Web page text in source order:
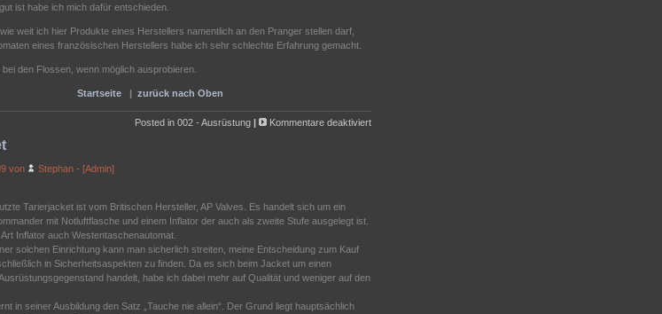
ist habe ich mich dafür entschieden.
weit ich hier Produkte eines Herstellers namentlich an den Pranger stellen darf,
eines französischen Herstellers habe ich sehr schlechte Erfahrung gemacht.
den Flossen, wenn möglich ausprobieren.
Startseite zurück nach Oben
Posted in002 - Ausrüstung | Kommentare deaktiviertfür
von Stephan - [Admin]
Tarierjacket ist vom Britischen Hersteller, AP Valves. Es handelt sich um ein
mit Notluftflasche und einem Inflator der auch als zweite Stufe ausgelegt ist.
Inflator auch Westentaschenautomat.
solchen Einrichtung kann man sicherlich streiten, meine Entscheidung zum Kauf
in Sicherheitsaspekten zu finden. Da es sich beim Jacket um einen
handelt, habe ich dabei mehr auf Qualität und weniger auf den
in seiner Ausbildung den Satz „Tauche nie allein“. Der Grund liegt hauptsächlich